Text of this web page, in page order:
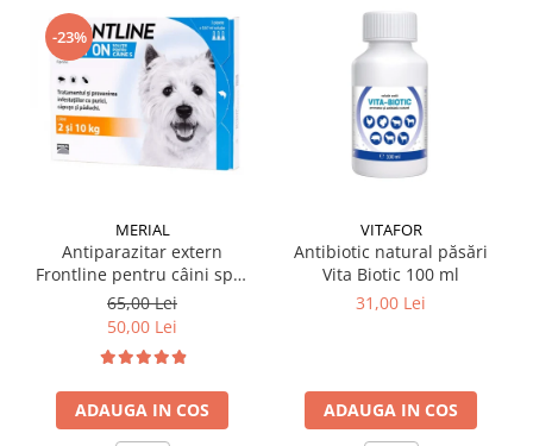
-23%
MERIAL
Antiparazitar extern
Frontline pentru câini spot
on 2-10 KG, 1 pipetă
65,00 Lei
50,00 Lei
ADAUGA IN COS
VITAFOR
Antibiotic natural păsări
Vita Biotic 100 ml
31,00 Lei
ADAUGA IN COS